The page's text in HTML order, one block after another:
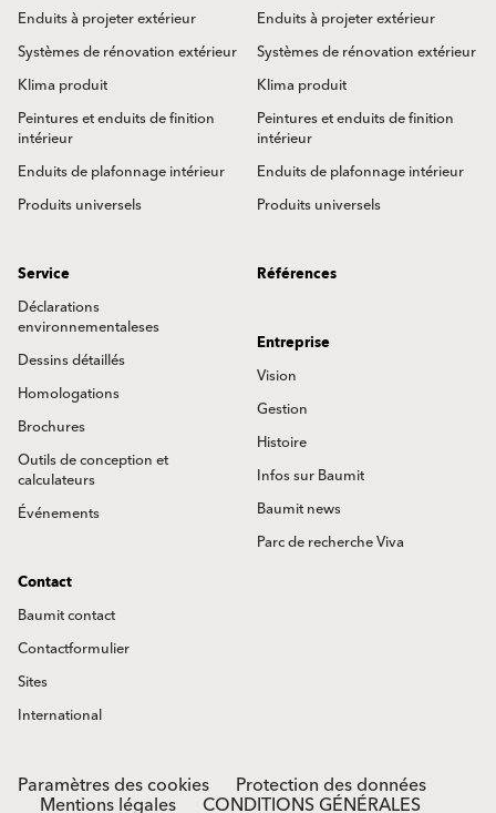
Enduits à projeter extérieur
Systèmes de rénovation extérieur
Klima produit
Peintures et enduits de finition
intérieur
Enduits de plafonnage intérieur
Produits universels
Enduits à projeter extérieur
Systèmes de rénovation extérieur
Klima produit
Peintures et enduits de finition
intérieur
Enduits de plafonnage intérieur
Produits universels
Service
Déclarations
environnementaleses
Dessins détaillés
Homologations
Brochures
Outils de conception et
calculateurs
Événements
Références
Entreprise
Vision
Gestion
Histoire
Infos sur Baumit
Baumit news
Parc de recherche Viva
Contact
Baumit contact
Contactformulier
Sites
International
Paramètres des cookies Protection des données
Mentions légales CONDITIONS GÉNÉRALES